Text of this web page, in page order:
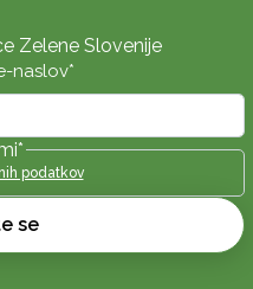
Zelene Slovenije
naslov*
*
podatkov
se